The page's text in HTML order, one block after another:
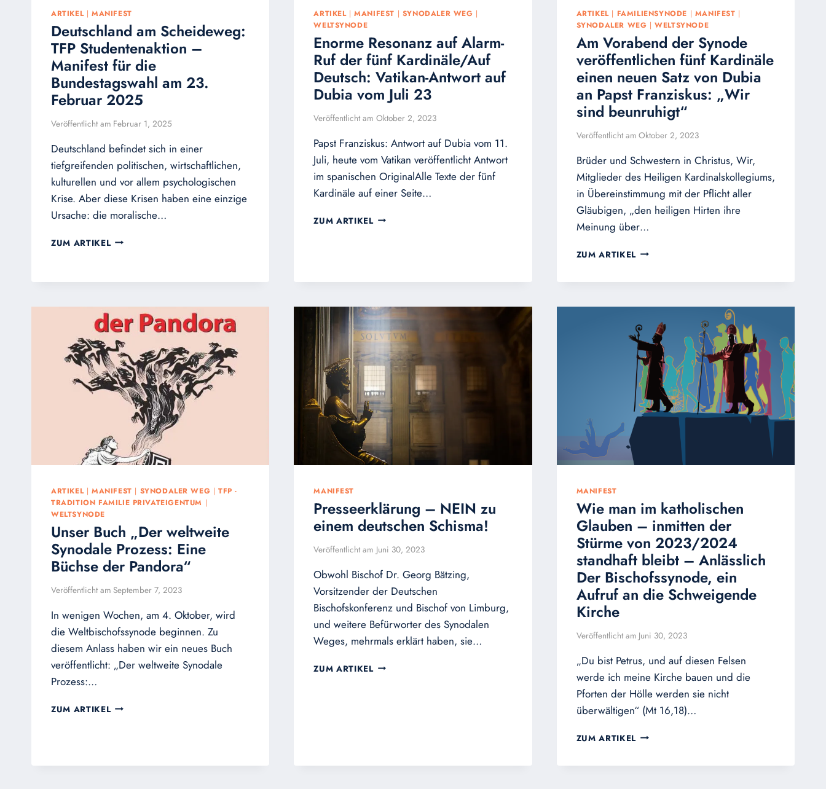
ARTIKEL| MANIFEST
Deutschland am Scheideweg:
TFP Studentenaktion –
Manifest für die
Bundestagswahl am 23.
Februar 2025
Veröffentlicht am Februar 1, 2025
Deutschland befindet sich in einer
tiefgreifenden politischen, wirtschaftlichen,
kulturellen und vor allem psychologischen
Krise. Aber diese Krisen haben eine einzige
Ursache: die moralische…
ZUM ARTIKEL DEUTSCHLAND
–
MANIFEST
FÜR
DIE
BUNDESTAGSWAHL
AM
23.
FEBRUAR
2025
ARTIKEL|MANIFEST | SYNODALER WEG |
WELTSYNODE
Enorme Resonanz auf Alarm-
Ruf der fünf Kardinäle/Auf
Deutsch: Vatikan-Antwort auf
Dubia vom Juli 23
Veröffentlicht am Oktober 2, 2023
Papst Franziskus: Antwort auf Dubia vom 11.
Juli, heute vom Vatikan veröffentlicht Antwort
im spanischen OriginalAlle Texte der fünf
Kardinäle auf einer Seite…
ZUM ARTIKEL ENORME
DER
KARDINÄLE/AUF
DEUTSCH:
VATIKAN-
ANTWORT
AUF
DUBIA
VOM
JULI
23
ARTIKEL| FAMILIENSYNODE | MANIFEST |
SYNODALER WEG |WELTSYNODE
Am Vorabend der Synode
veröffentlichen fünf Kardinäle
einen neuen Satz von Dubia
an Papst Franziskus: „Wir
sind beunruhigt“
Veröffentlicht am Oktober 2, 2023
Brüder und Schwestern in Christus, Wir,
Mitglieder des Heiligen Kardinalskollegiums,
in Übereinstimmung mit der Pflicht aller
Gläubigen, „den heiligen Hirten ihre
Meinung über…
ZUM ARTIKEL AM
KARDINÄLE
EINEN
NEUEN
SATZ
VON
DUBIA
AN
PAPST
FRANZISKUS:
ARTIKEL| MANIFEST | SYNODALER WEG |TFP -
TRADITION FAMILIE PRIVATEIGENTUM |
WELTSYNODE
Unser Buch „Der weltweite
Synodale Prozess: Eine
Büchse der Pandora“
Veröffentlicht am September 7, 2023
In wenigen Wochen, am 4. Oktober, wird
die Weltbischofssynode beginnen. Zu
diesem Anlass haben wir ein neues Buch
veröffentlicht: „Der weltweite Synodale
Prozess:…
ZUM ARTIKEL UNSER
MANIFEST
Presseerklärung – NEIN zu
einem deutschen Schisma!
Veröffentlicht am Juni 30, 2023
Obwohl Bischof Dr. Georg Bätzing,
Vorsitzender der Deutschen
Bischofskonferenz und Bischof von Limburg,
und weitere Befürworter des Synodalen
Weges, mehrmals erklärt haben, sie…
ZUM ARTIKEL PRESSEERKLÄRUNG
MANIFEST
Wie man im katholischen
Glauben – inmitten der
Stürme von 2023/2024
standhaft bleibt – Anlässlich
Der Bischofssynode, ein
Aufruf an die Schweigende
Kirche
Veröffentlicht am Juni 30, 2023
„Du bist Petrus, und auf diesen Felsen
werde ich meine Kirche bauen und die
Pforten der Hölle werden sie nicht
überwältigen“ (Mt 16,18)…
ZUM ARTIKEL WIE